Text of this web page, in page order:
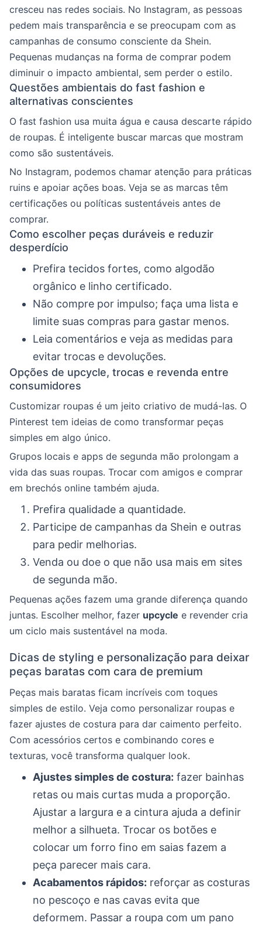
cresceu nas redes sociais. No Instagram, as pessoas
pedem mais transparência e se preocupam com as
campanhas de consumo consciente da Shein.
Pequenas mudanças na forma de comprar podem
diminuir o impacto ambiental, sem perder o estilo.
Questões ambientais do fast fashion e
alternativas conscientes
O fast fashion usa muita água e causa descarte rápido
de roupas. É inteligente buscar marcas que mostram
como são sustentáveis.
No Instagram, podemos chamar atenção para práticas
ruins e apoiar ações boas. Veja se as marcas têm
certificações ou políticas sustentáveis antes de
comprar.
Como escolher peças duráveis e reduzir
desperdício
Prefira tecidos fortes, como algodão
orgânico e linho certificado.
Não compre por impulso; faça uma lista e
limite suas compras para gastar menos.
Leia comentários e veja as medidas para
evitar trocas e devoluções.
Opções de upcycle, trocas e revenda entre
consumidores
Customizar roupas é um jeito criativo de mudá-las. O
Pinterest tem ideias de como transformar peças
simples em algo único.
Grupos locais e apps de segunda mão prolongam a
vida das suas roupas. Trocar com amigos e comprar
em brechós online também ajuda.
Prefira qualidade a quantidade.
Participe de campanhas da Shein e outras
para pedir melhorias.
Venda ou doe o que não usa mais em sites
de segunda mão.
Pequenas ações fazem uma grande diferença quando
juntas. Escolher melhor, fazer upcycle e revender cria
um ciclo mais sustentável na moda.
Dicas de styling e personalização para deixar
peças baratas com cara de premium
Peças mais baratas ficam incríveis com toques
simples de estilo. Veja como personalizar roupas e
fazer ajustes de costura para dar caimento perfeito.
Com acessórios certos e combinando cores e
texturas, você transforma qualquer look.
Ajustes simples de costura: fazer bainhas
retas ou mais curtas muda a proporção.
Ajustar a largura e a cintura ajuda a definir
melhor a silhueta. Trocar os botões e
colocar um forro fino em saias fazem a
peça parecer mais cara.
Acabamentos rápidos: reforçar as costuras
no pescoço e nas cavas evita que
deformem. Passar a roupa com um pano